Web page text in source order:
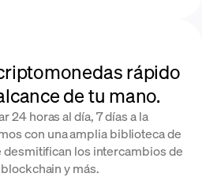
rápido
de tu mano.
24 horas al día, 7 días a la
con una amplia biblioteca de
los intercambios de
y más.